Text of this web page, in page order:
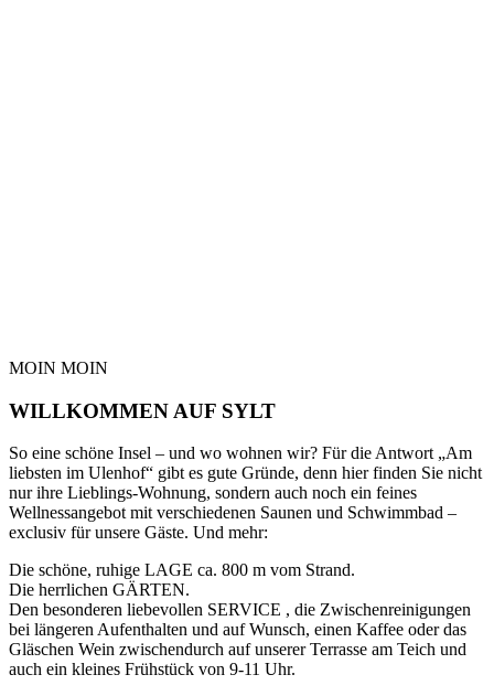
MOIN MOIN
WILLKOMMEN AUF SYLT
So eine schöne Insel – und wo wohnen wir? Für die Antwort „Am
liebsten im Ulenhof“ gibt es gute Gründe, denn hier finden Sie nicht
nur ihre Lieblings-Wohnung, sondern auch noch ein feines
Wellnessangebot mit verschiedenen Saunen und Schwimmbad –
exclusiv für unsere Gäste. Und mehr:
Die schöne, ruhige LAGE ca. 800 m vom Strand.
Die herrlichen GÄRTEN.
Den besonderen liebevollen SERVICE , die Zwischenreinigungen
bei längeren Aufenthalten und auf Wunsch, einen Kaffee oder das
Gläschen Wein zwischendurch auf unserer Terrasse am Teich und
auch ein kleines Frühstück von 9-11 Uhr.